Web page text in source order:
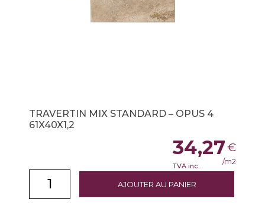
TRAVERTIN MIX STANDARD – OPUS 4
61X40X1,2
AJOUTER AU PANIER
34,27€
TVA inc. /m2